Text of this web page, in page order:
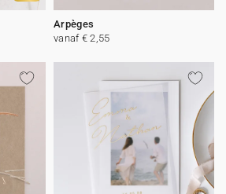
Arpèges
vanaf € 2,55